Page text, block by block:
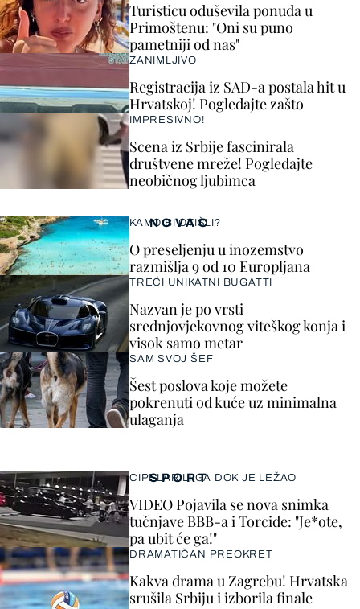
Turisticu oduševila ponuda u
Primoštenu: "Oni su puno
pametniji od nas"
ZANIMLJIVO
Registracija iz SAD-a postala hit u
Hrvatskoj! Pogledajte zašto
IMPRESIVNO!
Scena iz Srbije fascinirala
društvene mreže! Pogledajte
neobičnog ljubimca
SPORT
CIPELARILI GA DOK JE LEŽAO
VIDEO Pojavila se nova snimka
tučnjave BBB-a i Torcide: "Je*ote,
pa ubit će ga!"
DRAMATIČAN PREOKRET
Kakva drama u Zagrebu! Hrvatska
srušila Srbiju i izborila finale
NOVAC
KAMO BI OTIŠLI?
O preseljenju u inozemstvo
razmišlja 9 od 10 Europljana
TREĆI UNIKATNI BUGATTI
Nazvan je po vrsti
srednjovjekovnog viteškog konja i
visok samo metar
SAM SVOJ ŠEF
Šest poslova koje možete
pokrenuti od kuće uz minimalna
ulaganja